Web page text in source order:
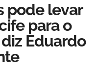
pode levar
para o
Eduardo